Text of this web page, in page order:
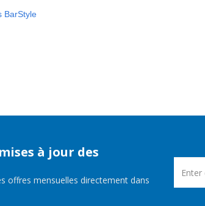
BarStyle
à jour des
offres mensuelles directement dans